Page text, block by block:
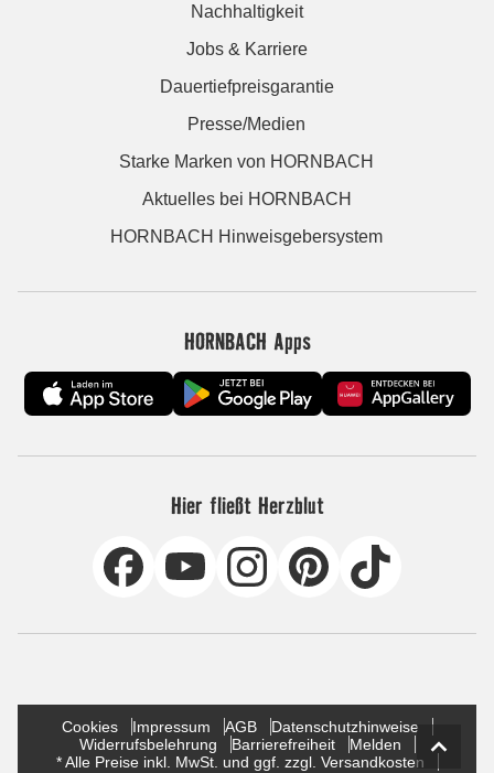
Nachhaltigkeit
Jobs & Karriere
Dauertiefpreisgarantie
Presse/Medien
Starke Marken von HORNBACH
Aktuelles bei HORNBACH
HORNBACH Hinweisgebersystem
HORNBACH Apps
Hier fließt Herzblut
Cookies Impressum AGB
Datenschutzhinweise
Widerrufsbelehrung
Barrierefreiheit
Melden
* Alle Preise inkl. MwSt. und ggf. zzgl. Versandkosten